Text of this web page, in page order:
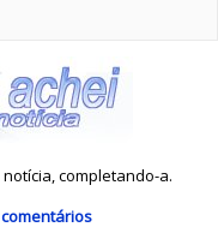
completando-a.